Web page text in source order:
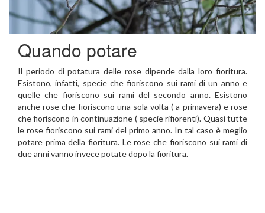
Quando potare
Il periodo di potatura delle rose dipende dalla loro fioritura.
Esistono, infatti, specie che fioriscono sui rami di un anno e
quelle che fioriscono sui rami del secondo anno. Esistono
anche rose che fioriscono una sola volta ( a primavera) e rose
che fioriscono in continuazione ( specie rifiorenti). Quasi tutte
le rose fioriscono sui rami del primo anno. In tal caso è meglio
potare prima della fioritura. Le rose che fioriscono sui rami di
due anni vanno invece potate dopo la fioritura.